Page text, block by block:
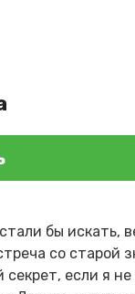
бы искать,
со старой
если я